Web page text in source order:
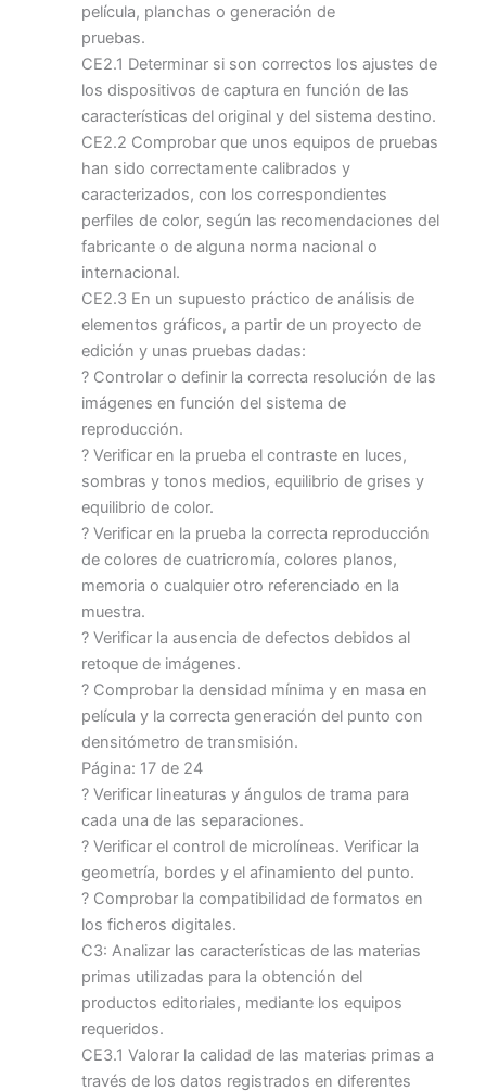
película, planchas o generación de
pruebas.
CE2.1 Determinar si son correctos los ajustes de
los dispositivos de captura en función de las
características del original y del sistema destino.
CE2.2 Comprobar que unos equipos de pruebas
han sido correctamente calibrados y
caracterizados, con los correspondientes
perfiles de color, según las recomendaciones del
fabricante o de alguna norma nacional o
internacional.
CE2.3 En un supuesto práctico de análisis de
elementos gráficos, a partir de un proyecto de
edición y unas pruebas dadas:
? Controlar o definir la correcta resolución de las
imágenes en función del sistema de
reproducción.
? Verificar en la prueba el contraste en luces,
sombras y tonos medios, equilibrio de grises y
equilibrio de color.
? Verificar en la prueba la correcta reproducción
de colores de cuatricromía, colores planos,
memoria o cualquier otro referenciado en la
muestra.
? Verificar la ausencia de defectos debidos al
retoque de imágenes.
? Comprobar la densidad mínima y en masa en
película y la correcta generación del punto con
densitómetro de transmisión.
Página: 17 de 24
? Verificar lineaturas y ángulos de trama para
cada una de las separaciones.
? Verificar el control de microlíneas. Verificar la
geometría, bordes y el afinamiento del punto.
? Comprobar la compatibilidad de formatos en
los ficheros digitales.
C3: Analizar las características de las materias
primas utilizadas para la obtención del
productos editoriales, mediante los equipos
requeridos.
CE3.1 Valorar la calidad de las materias primas a
través de los datos registrados en diferentes